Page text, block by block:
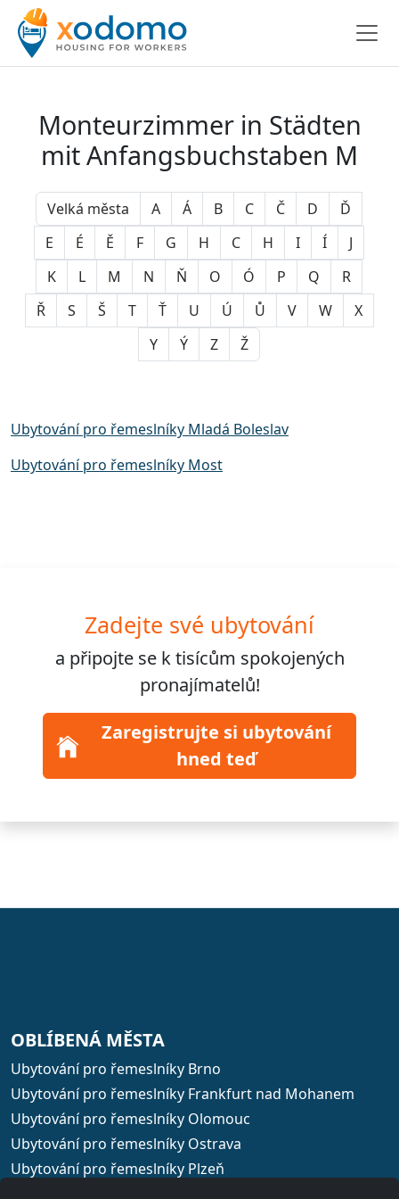
Monteurzimmer in Städten
mit Anfangsbuchstaben M
Velká města A Á B C Č D
Ď
E
É Ě F G H C H I Í
J
K
L M N Ň O Ó P Q
R
Ř
S Š T Ť U Ú Ů V W
X
Y
Ý Z Ž
Ubytování pro řemeslníky Mladá Boleslav
Ubytování pro řemeslníky Most
Zadejte své ubytování
a připojte se ktisícům spokojených
pronajímatelů!
Zaregistrujte si ubytování
hned teď
OBLÍBENÁ MĚSTA
Ubytování pro řemeslníky Brno
Ubytování pro řemeslníky Frankfurt nad Mohanem
Ubytování pro řemeslníky Olomouc
Ubytování pro řemeslníky Ostrava
Ubytování pro řemeslníky Plzeň